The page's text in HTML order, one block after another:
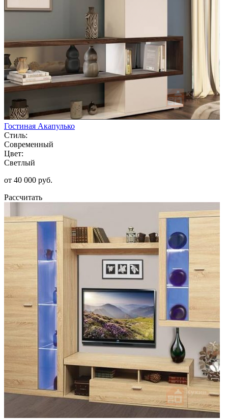
Гостиная Акапулько
Стиль:
Современный
Цвет:
Светлый
от 40 000 руб.
Рассчитать